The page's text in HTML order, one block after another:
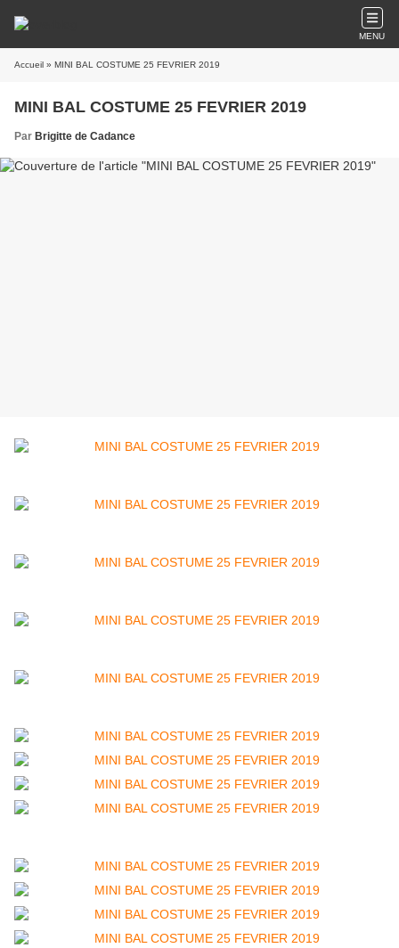
MENU
Accueil » MINI BAL COSTUME 25 FEVRIER 2019
MINI BAL COSTUME 25 FEVRIER 2019
Par Brigitte de Cadance